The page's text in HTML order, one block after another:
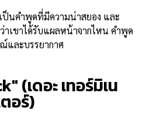
ป็นคำพูดที่มีความน่าสยอง และ
ว่าเขาได้รับแผลหน้าจากไหน คำพูด
และบรรยากาศ
(เดอะ เทอร์มิเน
ตอร์)